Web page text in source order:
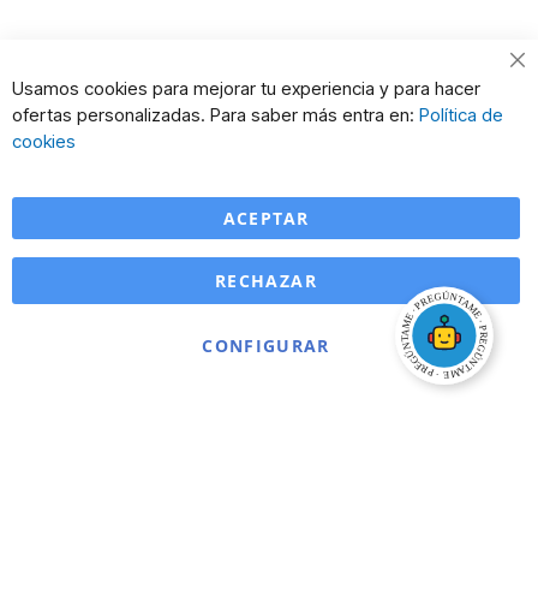
Usamos cookies para mejorar tu experiencia y para hacer
ofertas personalizadas. Para saber más entra en: Política de
cookies
ACEPTAR
CONFIGURAR
RECHAZAR